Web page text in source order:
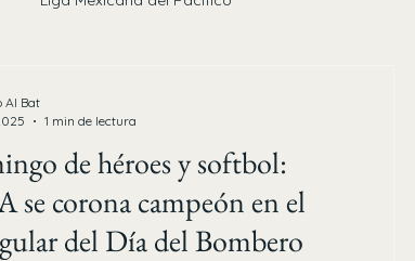
de héroes y softbol:
se corona campeón en el
del Día del Bombero
Al Bat
1 min de lectura